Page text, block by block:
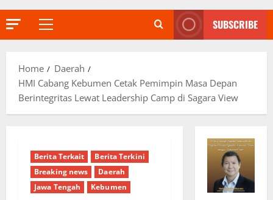
Primary
SUBSCRIBE
Home
Daerah
HMI Cabang Kebumen Cetak Pemimpin Masa Depan
Berintegritas Lewat Leadership Camp di Sagara View
Berita Terkait
Berita Terkini
Breaking news
Daerah
Jawa Tengah
Kebumen